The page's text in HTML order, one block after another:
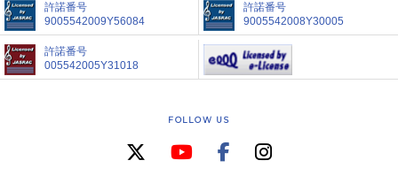
許諾番号
9005542009Y56084
許諾番号
9005542008Y30005
許諾番号
005542005Y31018
FOLLOW US